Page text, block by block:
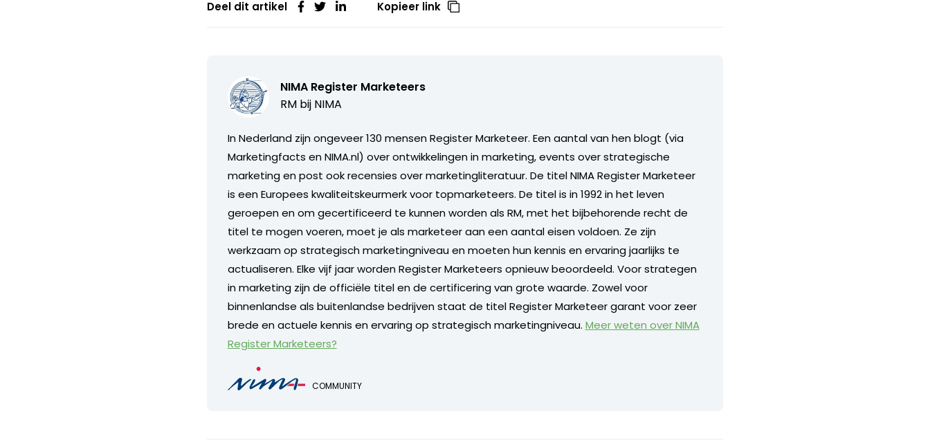
Deel dit artikel Kopieer link
NIMA Register Marketeers
RM bij NIMA
In Nederland zijn ongeveer 130 mensen Register Marketeer. Een aantal van hen blogt (via
Marketingfacts en NIMA.nl) over ontwikkelingen in marketing, events over strategische
marketing en post ook recensies over marketingliteratuur. De titel NIMA Register Marketeer
is een Europees kwaliteitskeurmerk voor topmarketeers. De titel is in 1992 in het leven
geroepen en om gecertificeerd te kunnen worden als RM, met het bijbehorende recht de
titel te mogen voeren, moet je als marketeer aan een aantal eisen voldoen. Ze zijn
werkzaam op strategisch marketingniveau en moeten hun kennis en ervaring jaarlijks te
actualiseren. Elke vijf jaar worden Register Marketeers opnieuw beoordeeld. Voor strategen
in marketing zijn de officiële titel en de certificering van grote waarde. Zowel voor
binnenlandse als buitenlandse bedrijven staat de titel Register Marketeer garant voor zeer
brede en actuele kennis en ervaring op strategisch marketingniveau. Meer weten over NIMA
Register Marketeers?
COMMUNITY